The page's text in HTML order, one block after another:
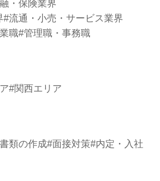
・保険業界
流通・小売・サービス業界
職 管理職・事務職
関西エリア
類の作成 面接対策 内定・入社